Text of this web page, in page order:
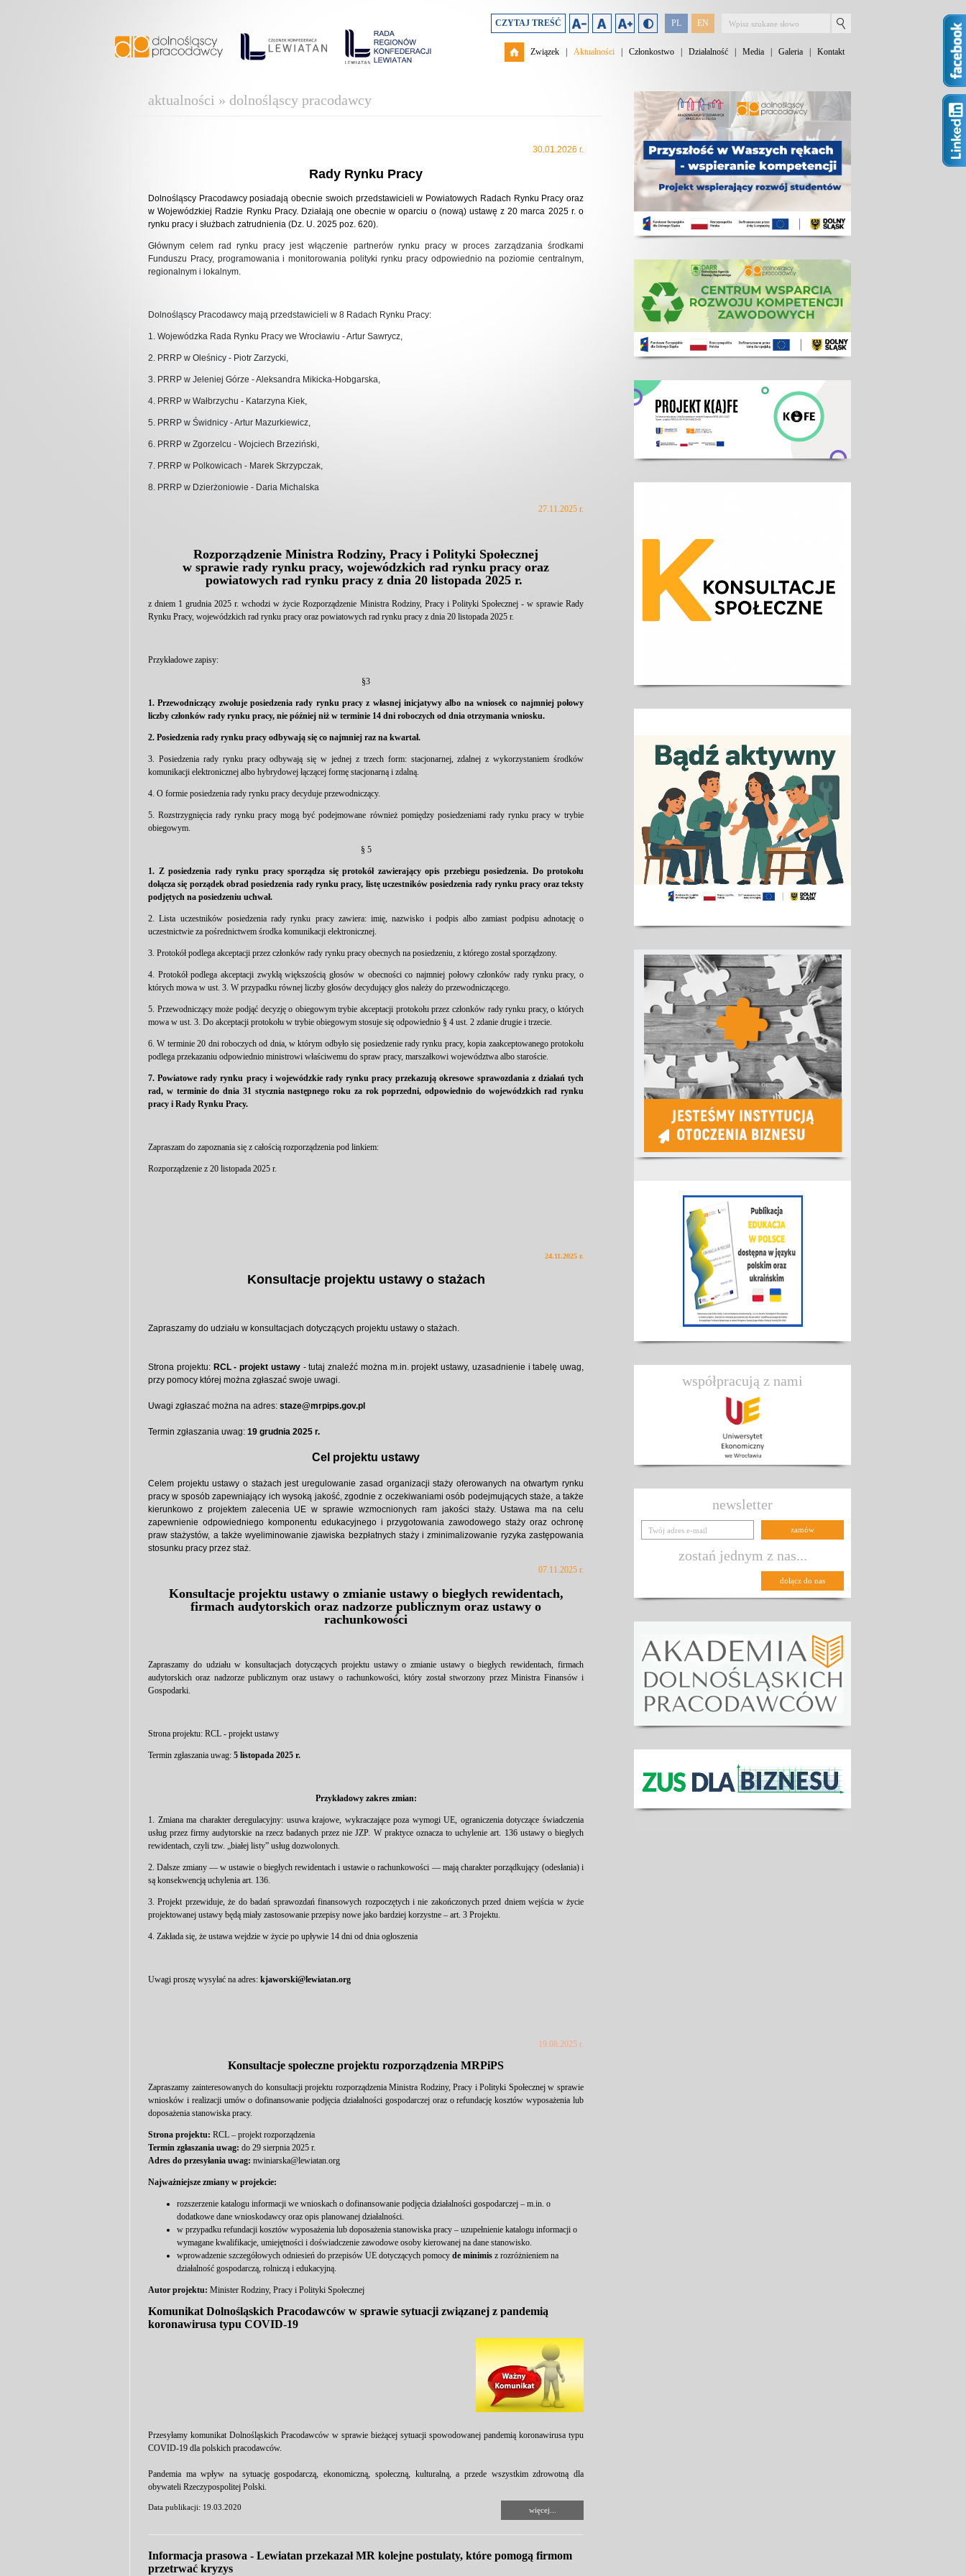
PL EN
CZYTAJ TREŚĆ
Związek Aktualności Członkostwo Działalność Media Galeria Kontakt
aktualności » dolnośląscy pracodawcy
30.01.2026 r.
Rady Rynku Pracy
Dolnośląscy Pracodawcy posiadają obecnie swoich przedstawicieli w Powiatowych Radach Rynku Pracy oraz
w Wojewódzkiej Radzie Rynku Pracy. Działają one obecnie w oparciu o (nową) ustawę z 20 marca 2025 r. o
rynku pracy i służbach zatrudnienia (Dz. U. 2025 poz. 620).
Głównym celem rad rynku pracy jest włączenie partnerów rynku pracy w proces zarządzania środkami
Funduszu Pracy, programowania i monitorowania polityki rynku pracy odpowiednio na poziomie centralnym,
regionalnym i lokalnym.
Dolnośląscy Pracodawcy mają przedstawicieli w 8 Radach Rynku Pracy:
1. Wojewódzka Rada Rynku Pracy we Wrocławiu - Artur Sawrycz,
2. PRRP w Oleśnicy - Piotr Zarzycki,
3. PRRP w Jeleniej Górze - Aleksandra Mikicka-Hobgarska,
4. PRRP w Wałbrzychu - Katarzyna Kiek,
5. PRRP w Świdnicy - Artur Mazurkiewicz,
6. PRRP w Zgorzelcu - Wojciech Brzeziński,
7. PRRP w Polkowicach - Marek Skrzypczak,
8. PRRP w Dzierżoniowie - Daria Michalska
27.11.2025 r.
Rozporządzenie Ministra Rodziny, Pracy i Polityki Społecznej
w sprawie rady rynku pracy, wojewódzkich rad rynku pracy oraz
powiatowych rad rynku pracy z dnia 20 listopada 2025 r.
z dniem 1 grudnia 2025 r. wchodzi w życie Rozporządzenie Ministra Rodziny, Pracy i Polityki Społecznej - w sprawie Rady
Rynku Pracy, wojewódzkich rad rynku pracy oraz powiatowych rad rynku pracy z dnia 20 listopada 2025 r.
Przykładowe zapisy:
§3
1. Przewodniczący zwołuje posiedzenia rady rynku pracy z własnej inicjatywy albo na wniosek co najmniej połowy
liczby członków rady rynku pracy, nie później niż w terminie 14 dni roboczych od dnia otrzymania wniosku.
2. Posiedzenia rady rynku pracy odbywają się co najmniej raz na kwartał.
3. Posiedzenia rady rynku pracy odbywają się w jednej z trzech form: stacjonarnej, zdalnej z wykorzystaniem środków
komunikacji elektronicznej albo hybrydowej łączącej formę stacjonarną i zdalną.
4. O formie posiedzenia rady rynku pracy decyduje przewodniczący.
5. Rozstrzygnięcia rady rynku pracy mogą być podejmowane również pomiędzy posiedzeniami rady rynku pracy w trybie
obiegowym.
§ 5
1. Z posiedzenia rady rynku pracy sporządza się protokół zawierający opis przebiegu posiedzenia. Do protokołu
dołącza się porządek obrad posiedzenia rady rynku pracy, listę uczestników posiedzenia rady rynku pracy oraz teksty
podjętych na posiedzeniu uchwał.
2. Lista uczestników posiedzenia rady rynku pracy zawiera: imię, nazwisko i podpis albo zamiast podpisu adnotację o
uczestnictwie za pośrednictwem środka komunikacji elektronicznej.
3. Protokół podlega akceptacji przez członków rady rynku pracy obecnych na posiedzeniu, z którego został sporządzony.
4. Protokół podlega akceptacji zwykłą większością głosów w obecności co najmniej połowy członków rady rynku pracy, o
których mowa w ust. 3. W przypadku równej liczby głosów decydujący głos należy do przewodniczącego.
5. Przewodniczący może podjąć decyzję o obiegowym trybie akceptacji protokołu przez członków rady rynku pracy, o których
mowa w ust. 3. Do akceptacji protokołu w trybie obiegowym stosuje się odpowiednio § 4 ust. 2 zdanie drugie i trzecie.
6. W terminie 20 dni roboczych od dnia, w którym odbyło się posiedzenie rady rynku pracy, kopia zaakceptowanego protokołu
podlega przekazaniu odpowiednio ministrowi właściwemu do spraw pracy, marszałkowi województwa albo staroście.
7. Powiatowe rady rynku pracy i wojewódzkie rady rynku pracy przekazują okresowe sprawozdania z działań tych
rad, w terminie do dnia 31 stycznia następnego roku za rok poprzedni, odpowiednio do wojewódzkich rad rynku
pracy i Rady Rynku Pracy.
Zapraszam do zapoznania się z całością rozporządzenia pod linkiem:
Rozporządzenie z 20 listopada 2025 r.
24.11.2025 r.
Konsultacje projektu ustawy o stażach
Zapraszamy do udziału w konsultacjach dotyczących projektu ustawy o stażach.
Strona projektu: RCL - projekt ustawy- tutaj znaleźć można m.in. projekt ustawy, uzasadnienie i tabelę uwag,
przy pomocy której można zgłaszać swoje uwagi.
Uwagi zgłaszać można na adres: staze@mrpips.gov.pl
Termin zgłaszania uwag: 19 grudnia 2025 r.
Cel projektu ustawy
Celem projektu ustawy o stażach jest uregulowanie zasad organizacji staży oferowanych na otwartym rynku
pracy w sposób zapewniający ich wysoką jakość, zgodnie z oczekiwaniami osób podejmujących staże, a także
kierunkowo z projektem zalecenia UE w sprawie wzmocnionych ram jakości staży. Ustawa ma na celu
zapewnienie odpowiedniego komponentu edukacyjnego i przygotowania zawodowego staży oraz ochronę
praw stażystów, a także wyeliminowanie zjawiska bezpłatnych staży i zminimalizowanie ryzyka zastępowania
stosunku pracy przez staż.
07.11.2025 r.
Konsultacje projektu ustawy o zmianie ustawy o biegłych rewidentach,
firmach audytorskich oraz nadzorze publicznym oraz ustawy o
rachunkowości
Zapraszamy do udziału w konsultacjach dotyczących projektu ustawy o zmianie ustawy o biegłych rewidentach, firmach
audytorskich oraz nadzorze publicznym oraz ustawy o rachunkowości, który został stworzony przez Ministra Finansów i
Gospodarki.
Strona projektu: RCL - projekt ustawy
Termin zgłaszania uwag: 5 listopada 2025 r.
Przykładowy zakres zmian:
1. Zmiana ma charakter deregulacyjny: usuwa krajowe, wykraczające poza wymogi UE, ograniczenia dotyczące świadczenia
usług przez firmy audytorskie na rzecz badanych przez nie JZP. W praktyce oznacza to uchylenie art. 136 ustawy o biegłych
rewidentach, czyli tzw. „białej listy” usług dozwolonych.
2. Dalsze zmiany — w ustawie o biegłych rewidentach i ustawie o rachunkowości — mają charakter porządkujący (odesłania) i
są konsekwencją uchylenia art. 136.
3. Projekt przewiduje, że do badań sprawozdań finansowych rozpoczętych i nie zakończonych przed dniem wejścia w życie
projektowanej ustawy będą miały zastosowanie przepisy nowe jako bardziej korzystne – art. 3 Projektu.
4. Zakłada się, że ustawa wejdzie w życie po upływie 14 dni od dnia ogłoszenia
Uwagi proszę wysyłać na adres: kjaworski@lewiatan.org
19.08.2025 r.
Konsultacje społeczne projektu rozporządzenia MRPiPS
Zapraszamy zainteresowanych do konsultacji projektu rozporządzenia Ministra Rodziny, Pracy i Polityki Społecznej w sprawie
wniosków i realizacji umów o dofinansowanie podjęcia działalności gospodarczej oraz o refundację kosztów wyposażenia lub
doposażenia stanowiska pracy.
Strona projektu: RCL – projekt rozporządzenia
Termin zgłaszania uwag: do 29 sierpnia 2025 r.
Adres do przesyłania uwag: nwiniarska@lewiatan.org
Najważniejsze zmiany w projekcie:
rozszerzenie katalogu informacji we wnioskach o dofinansowanie podjęcia działalności gospodarczej – m.in. o
dodatkowe dane wnioskodawcy oraz opis planowanej działalności.
w przypadku refundacji kosztów wyposażenia lub doposażenia stanowiska pracy – uzupełnienie katalogu informacji o
wymagane kwalifikacje, umiejętności i doświadczenie zawodowe osoby kierowanej na dane stanowisko.
wprowadzenie szczegółowych odniesień do przepisów UE dotyczących pomocy de minimis z rozróżnieniem na
działalność gospodarczą, rolniczą i edukacyjną.
Autor projektu: Minister Rodziny, Pracy i Polityki Społecznej
Komunikat Dolnośląskich Pracodawców w sprawie sytuacji związanej z pandemią
koronawirusa typu COVID-19
Przesyłamy komunikat Dolnośląskich Pracodawców w sprawie bieżącej sytuacji spowodowanej pandemią koronawirusa typu
COVID-19 dla polskich pracodawców.
Pandemia ma wpływ na sytuację gospodarczą, ekonomiczną, społeczną, kulturalną, a przede wszystkim zdrowotną dla
obywateli Rzeczypospolitej Polski.
Data publikacji: 19.03.2020 więcej...
Informacja prasowa - Lewiatan przekazał MR kolejne postulaty, które pomogą firmom
przetrwać kryzys
współpracują z nami
newsletter
zostań jednym z nas...